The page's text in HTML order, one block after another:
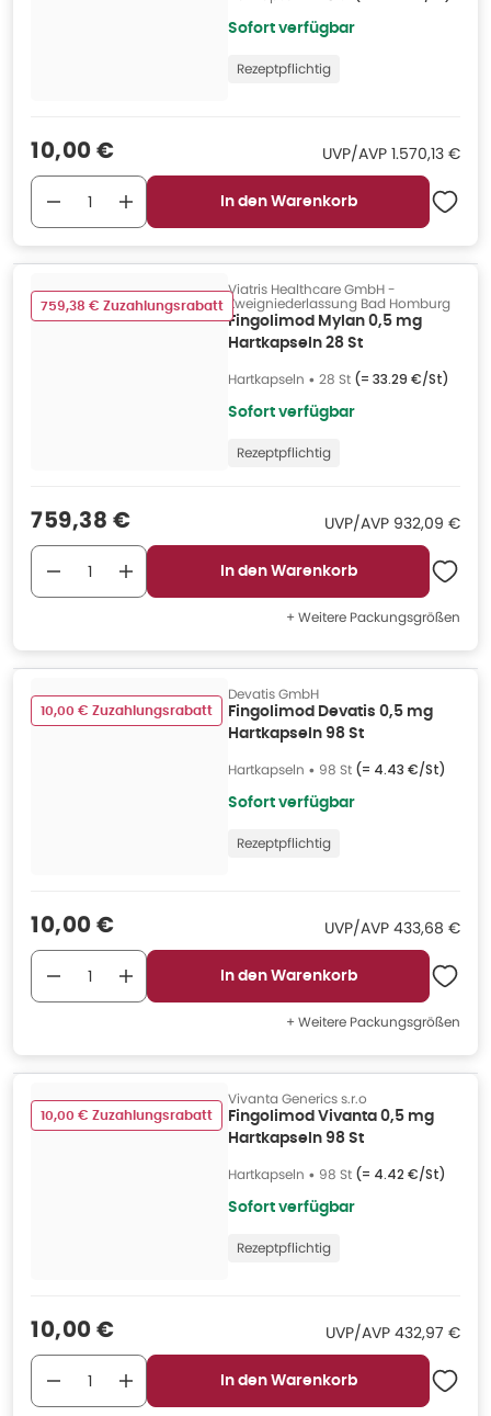
Sofort verfügbar
Rezeptpflichtig
Verkaufspreis
10,00 € UVP/AVP UVP/AVP:
1.570,13 €
In den Warenkorb
759,38 € Zuzahlungsrabatt
Viatris Healthcare GmbH -
Zweigniederlassung Bad Homburg
Fingolimod Mylan 0,5 mg
Hartkapseln 28 St
Hartkapseln • 28 St (= 33.29 €/St)
Sofort verfügbar
Rezeptpflichtig
Verkaufspreis
759,38 € UVP/AVP UVP/AVP:
932,09 €
In den Warenkorb
+ Weitere Packungsgrößen
10,00 € Zuzahlungsrabatt
Devatis GmbH
Fingolimod Devatis 0,5 mg
Hartkapseln 98 St
Hartkapseln • 98 St (= 4.43 €/St)
Sofort verfügbar
Rezeptpflichtig
Verkaufspreis
10,00 € UVP/AVP UVP/AVP:
433,68 €
In den Warenkorb
+ Weitere Packungsgrößen
10,00 € Zuzahlungsrabatt
Vivanta Generics s.r.o
Fingolimod Vivanta 0,5 mg
Hartkapseln 98 St
Hartkapseln • 98 St (= 4.42 €/St)
Sofort verfügbar
Rezeptpflichtig
Verkaufspreis
10,00 € UVP/AVP UVP/AVP:
432,97 €
In den Warenkorb